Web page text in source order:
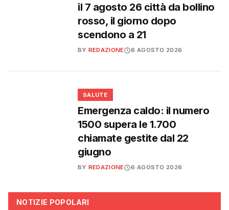
il 7 agosto 26 città da bollino
rosso, il giorno dopo
scendono a 21
BY REDAZIONE 6 AGOSTO 2026
SALUTE
Emergenza caldo: il numero
1500 supera le 1.700
chiamate gestite dal 22
giugno
BY REDAZIONE 6 AGOSTO 2026
NOTIZIE POPOLARI